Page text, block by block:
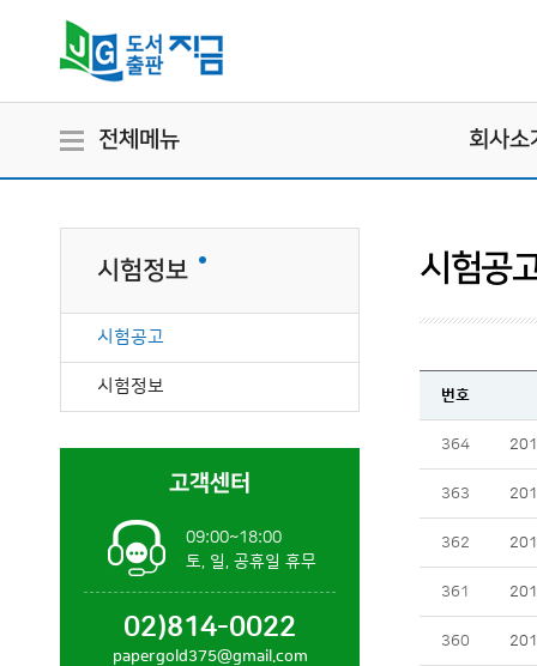
전체메뉴 회사소
시험정보
시험공고
시험정보
고객센터
09:00~18:00
토, 일, 공휴일 휴무
02)814-0022
papergold375@gmail.com
시험공
번호
364
363
362
361
360